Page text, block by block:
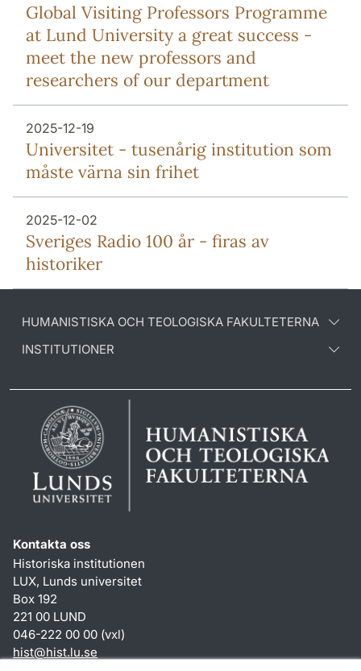
Global Visiting Professors Programme
at Lund University a great success -
meet the new professors and
researchers of our department
2025-12-19
Universitet - tusenårig institution som
måste värna sin frihet
2025-12-02
Sveriges Radio 100 år - firas av
historiker
HUMANISTISKA OCH TEOLOGISKA FAKULTETERNA
INSTITUTIONER
Kontakta oss
Historiska institutionen
LUX, Lunds universitet
Box 192
221 00 LUND
046-222 00 00 (vxl)
hist@hist.lu.se